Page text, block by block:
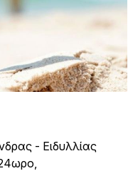
- Ειδυλλίας